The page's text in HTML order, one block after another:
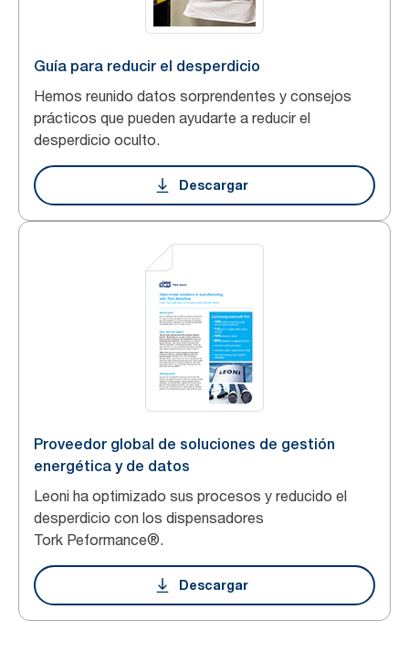
Guía para reducir el desperdicio
Hemos reunido datos sorprendentes y consejos
prácticos que pueden ayudarte a reducir el
desperdicio oculto.
Descargar
Proveedor global de soluciones de gestión
energética y de datos
Leoni ha optimizado sus procesos y reducido el
desperdicio con los dispensadores
Tork Peformance®.
Descargar